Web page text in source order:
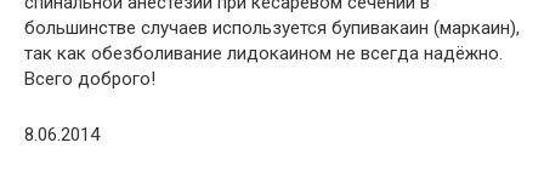
большинстве случаев используется бупивакаин (маркаин),
так как обезболивание лидокаином не всегда надёжно.
Всего доброго!
8.06.2014